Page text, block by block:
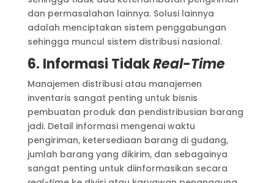
dan permasalahan lainnya. Solusi lainnya
adalah menciptakan sistem penggabungan
sehingga muncul sistem distribusi nasional.
6. Informasi TidakReal-Time
Manajemen distribusi atau manajemen
inventaris sangat penting untuk bisnis
pembuatan produk dan pendistribusian barang
jadi. Detail informasi mengenai waktu
pengiriman, ketersediaan barang di gudang,
jumlah barang yang dikirim, dan sebagainya
sangat penting untuk diinformasikan secara